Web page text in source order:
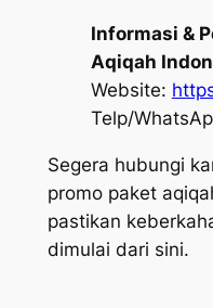
Informasi &
Aqiqah
Website:
Telp/
Segera hubungi
promo paket
pastikan
dimulai dari sini.